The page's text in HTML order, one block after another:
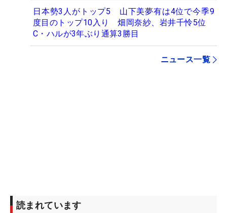
日本勢3人がトップ5 山下美夢有は4位で今季9
度目のトップ10入り 畑岡奈紗、岩井千怜5位
C・ハルが3年ぶり通算3勝目
ニュース一覧
読まれています